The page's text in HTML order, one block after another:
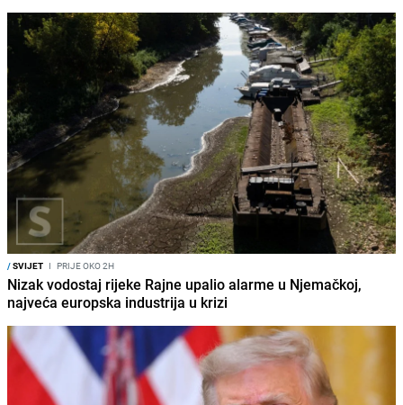
/SVIJET I PRIJE OKO 2H
Nizak vodostaj rijeke Rajne upalio alarme u Njemačkoj,
najveća europska industrija u krizi